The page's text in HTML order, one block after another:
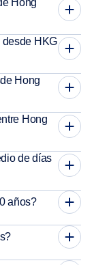
Hong
HKG
Hong
Hong
de días
años?